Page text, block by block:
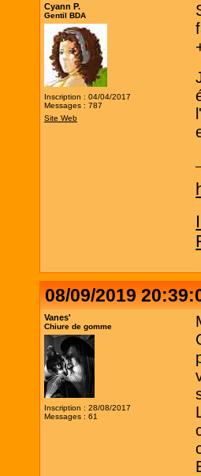
Cyann P.
Gentil BDA
Inscription : 04/04/2017
Messages : 787
Site Web
08/09/2019
Vanes'
Chiure de gomme
Inscription : 28/08/2017
Messages : 61